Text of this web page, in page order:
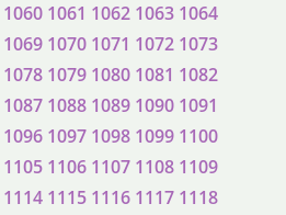
1060 1061 1062 1063 1064
1069 1070 1071 1072 1073
1078 1079 1080 1081 1082
1087 1088 1089 1090 1091
1096 1097 1098 1099 1100
1105 1106 1107 1108 1109
1114 1115 1116 1117 1118